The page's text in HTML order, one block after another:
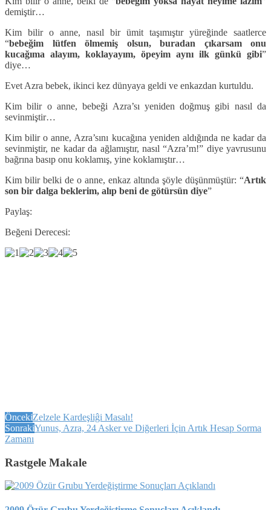
demiştir…
Kim bilir o anne, nasıl bir ümit taşımıştır yüreğinde saatlerce
“bebeğim lütfen ölmemiş olsun, buradan çıkarsam onu
kucağıma alayım, koklayayım, öpeyim aynı ilk günkü gibi”
diye…
Evet Azra bebek, ikinci kez dünyaya geldi ve enkazdan kurtuldu.
Kim bilir o anne, bebeği Azra’sı yeniden doğmuş gibi nasıl da
sevinmiştir…
Kim bilir o anne, Azra’sını kucağına yeniden aldığında ne kadar da
sevinmiştir, ne kadar da ağlamıştır, nasıl “Azra’m!” diye yavrusunu
bağrına basıp onu koklamış, yine koklamıştır…
Kim bilir belki de o anne, enkaz altında şöyle düşünmüştür: “Artık
son bir dalga beklerim, alıp beni de götürsün diye”
Paylaş:
Beğeni Derecesi:
ÖncekiZelzele Kardeşliĝi Masalı!
SonrakiYunus, Azra, 24 Asker ve Diğerleri İçin Artık Hesap Sorma
Zamanı
Rastgele Makale